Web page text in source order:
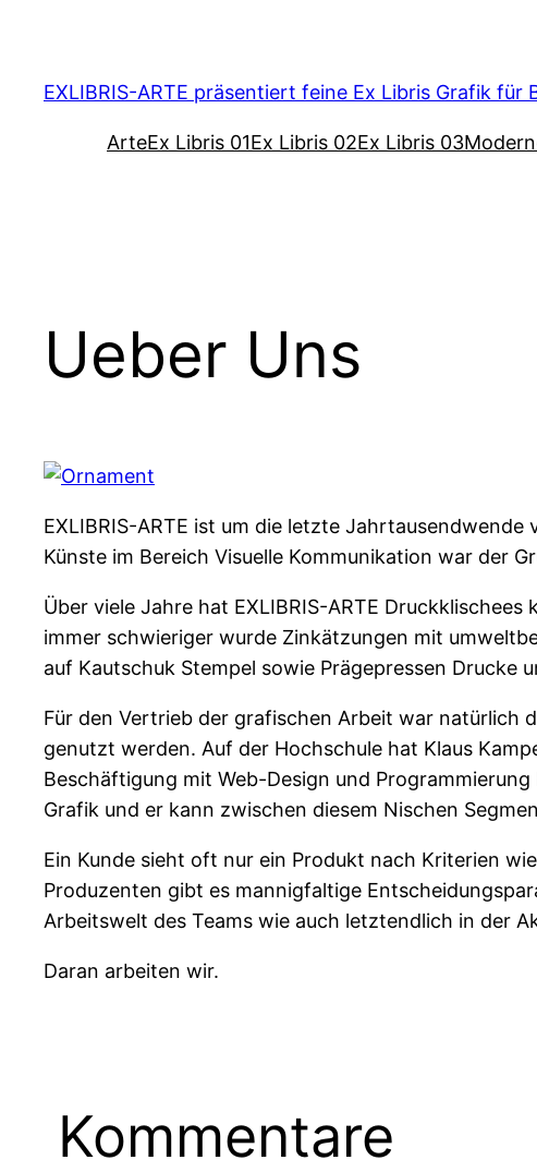
springen
EXLIBRIS-ARTE präsentiert feine Ex Libris Grafik für
ArteEx Libris 01Ex Libris 02Ex Libris 03
Ueber Uns
EXLIBRIS-ARTE ist um die letzte
Künste im Bereich Visuelle Kommunikation war der
Über viele Jahre hat EXLIBRIS-ARTE
immer schwieriger wurde Zinkätzungen mit
auf Kautschuk Stempel sowie Prägepressen
Für den Vertrieb der grafischen Arbeit war natürlich
genutzt werden. Auf der Hochschule hat Klaus
Beschäftigung mit Web-Design und
Grafik und er kann zwischen diesem Nischen
Ein Kunde sieht oft nur ein Produkt nach Kriterien
Produzenten gibt es mannigfaltige
Arbeitswelt des Teams wie auch letztendlich in der
Daran arbeiten wir.
Kommentare